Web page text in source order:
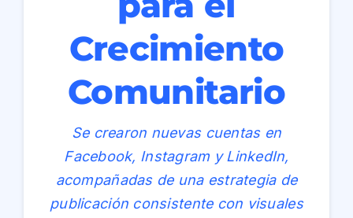
Crecimiento
Comunitario
Se crearon nuevas cuentas en
Facebook, Instagram y LinkedIn,
acompañadas de una estrategia de
publicación consistente con visuales